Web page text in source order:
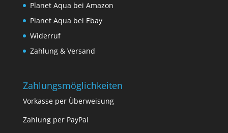
Planet Aqua bei Amazon
Planet Aqua bei Ebay
Widerruf
Zahlung & Versand
Zahlungsmöglichkeiten
Vorkasse per Überweisung
Zahlung per PayPal